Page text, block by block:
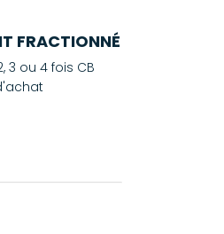
FRACTIONNÉ
3 ou 4 fois CB